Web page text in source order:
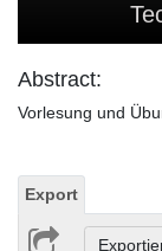
Abstract:
Vorlesung und
Export